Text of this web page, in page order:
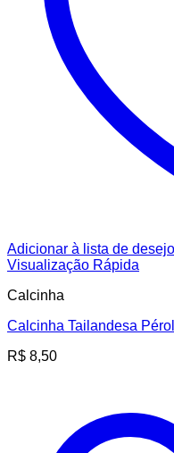
Adicionar à lista de
Visualização Rápida
Calcinha
Calcinha Tailandesa
R$ 8,50